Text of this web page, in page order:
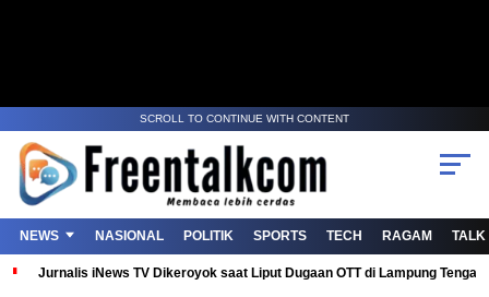
SCROLL TO CONTINUE WITH CONTENT
NEWS NASIONAL POLITIK SPORTS TECH RAGAM TALK
Jurnalis iNews TV Dikeroyok saat Liput Dugaan OTT di Lampung